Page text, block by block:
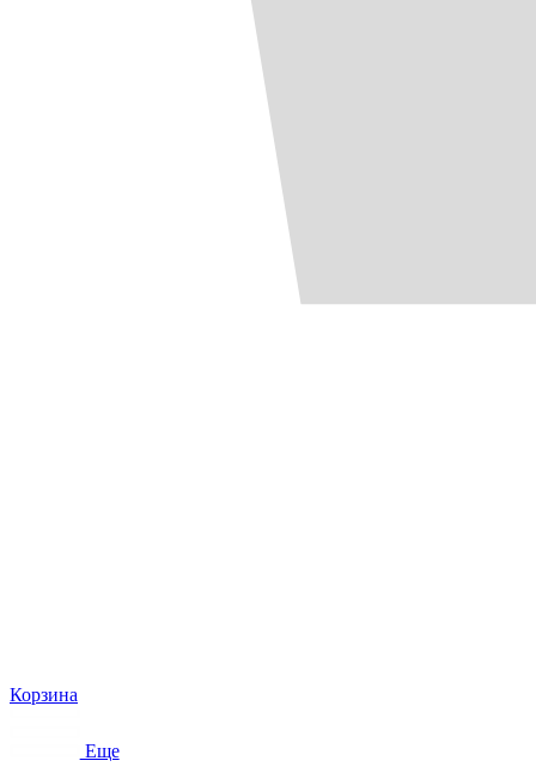
Корзина
Еще